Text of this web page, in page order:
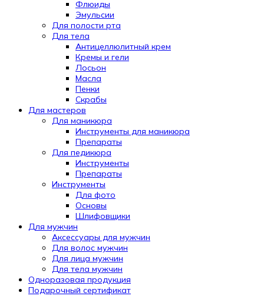
Флюиды
Эмульсии
Для полости рта
Для тела
Антицеллюлитный крем
Кремы и гели
Лосьон
Масла
Пенки
Скрабы
Для мастеров
Для маникюра
Инструменты для маникюра
Препараты
Для педикюра
Инструменты
Препараты
Инструменты
Для фото
Основы
Шлифовщики
Для мужчин
Аксессуары для мужчин
Для волос мужчин
Для лица мужчин
Для тела мужчин
Одноразовая продукция
Подарочный сертификат